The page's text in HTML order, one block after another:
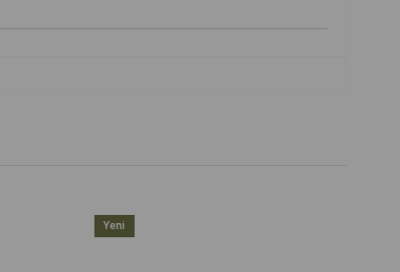
Yeni